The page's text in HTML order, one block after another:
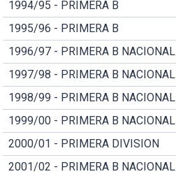
1994/95 - PRIMERA B
1995/96 - PRIMERA B
1996/97 - PRIMERA B NACIONAL
1997/98 - PRIMERA B NACIONAL
1998/99 - PRIMERA B NACIONAL
1999/00 - PRIMERA B NACIONAL
2000/01 - PRIMERA DIVISION
2001/02 - PRIMERA B NACIONAL